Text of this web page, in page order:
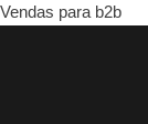
Vendas para b2b